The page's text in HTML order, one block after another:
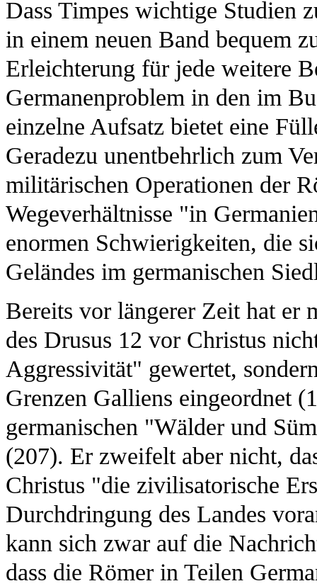
Dass Timpes wichtige Studien
in einem neuen Band bequem
Erleichterung für jede weitere
Germanenproblem in den im
einzelne Aufsatz bietet eine
Geradezu unentbehrlich zum
militärischen Operationen der
Wegeverhältnisse "in
enormen Schwierigkeiten, die
Geländes im germanischen
Bereits vor längerer Zeit hat er
des Drusus 12 vor Christus
Aggressivität" gewertet,
Grenzen Galliens eingeordnet
germanischen "Wälder und
(207). Er zweifelt aber nicht,
Christus "die zivilisatorische
Durchdringung des Landes
kann sich zwar auf die
dass die Römer in Teilen